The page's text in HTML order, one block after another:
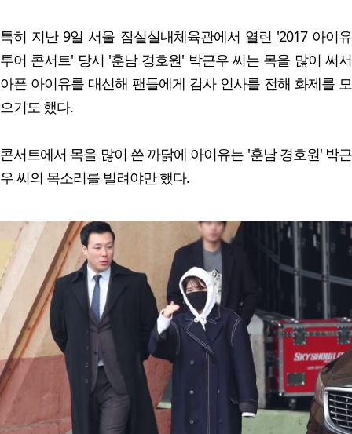
특히 지난 9일 서울 잠실실내체육관에서 열린 '2017 아이유
투어 콘서트' 당시 '훈남 경호원' 박근우 씨는 목을 많이 써서
아픈 아이유를 대신해 팬들에게 감사 인사를 전해 화제를 모
으기도 했다.
콘서트에서 목을 많이 쓴 까닭에 아이유는 '훈남 경호원' 박근
우 씨의 목소리를 빌려야만 했다.